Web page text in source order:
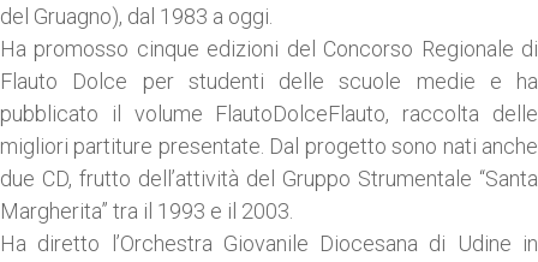
del Gruagno), dal 1983 a oggi.
Ha promosso cinque edizioni del Concorso Regionale di
Flauto Dolce per studenti delle scuole medie e ha
pubblicato il volume FlautoDolceFlauto, raccolta delle
migliori partiture presentate. Dal progetto sono nati anche
due CD, frutto dell’attività del Gruppo Strumentale “Santa
Margherita” tra il 1993 e il 2003.
Ha diretto l’Orchestra Giovanile Diocesana di Udine in